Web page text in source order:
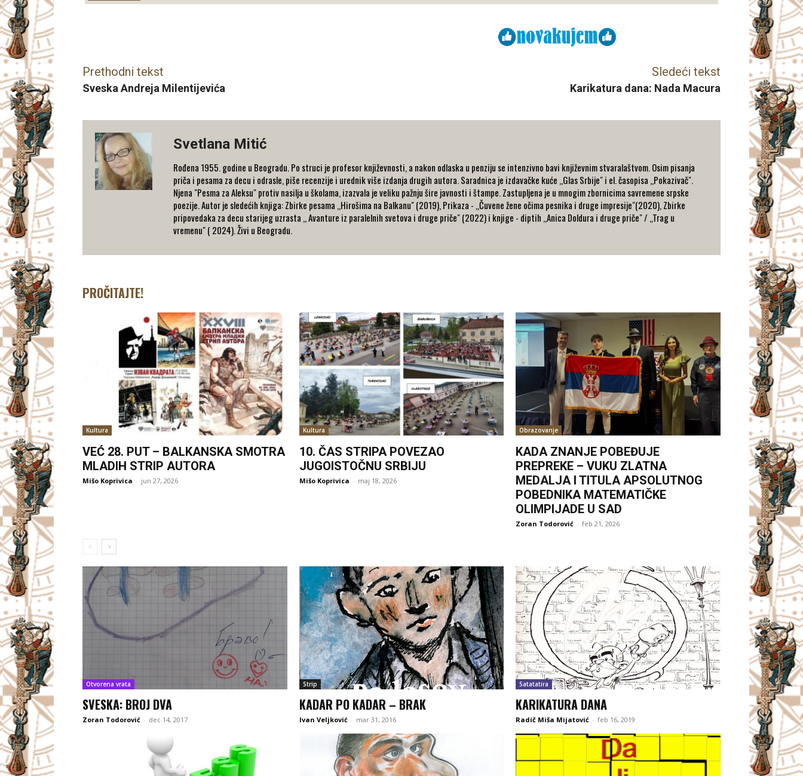
Prethodni tekst
Sveska Andreja Milentijevića
Sledeći tekst
Karikatura dana: Nada Macura
Svetlana Mitić
Rođena 1955. godine u Beogradu. Po struci je profesor književnosti, a nakon odlaska u penziju se intenzivno bavi književnim stvaralaštvom. Osim pisanja
priča i pesama za decu i odrasle, piše recenzije i urednik više izdanja drugih autora. Saradnica je izdavačke kuće ,,Glas Srbije" i el. časopisa ,,Pokazivač".
Njena "Pesma za Aleksu" protiv nasilja u školama, izazvala je veliku pažnju šire javnosti i štampe. Zastupljena je u mnogim zbornicima savremene srpske
poezije. Autor je sledećih knjiga: Zbirke pesama ,,Hirošima na Balkanu" (2019), Prikaza - ,,Čuvene žene očima pesnika i druge impresije"(2020), Zbirke
pripovedaka za decu starijeg uzrasta ,, Avanture iz paralelnih svetova i druge priče" (2022) i knjige - diptih ,,Anica Doldura i druge priče" / ,,Trag u
vremenu" ( 2024). Živi u Beogradu.
PROČITAJTE!
Kultura
VEĆ 28. PUT – BALKANSKA SMOTRA
MLADIH STRIP AUTORA
Mišo Koprivica - jun 27, 2026
Kultura
10. ČAS STRIPA POVEZAO
JUGOISTOČNU SRBIJU
Mišo Koprivica - maj 18, 2026
Obrazovanje
KADA ZNANJE POBEĐUJE
PREPREKE – VUKU ZLATNA
MEDALJA I TITULA APSOLUTNOG
POBEDNIKA MATEMATIČKE
OLIMPIJADE U SAD
Zoran Todorović - feb 21, 2026
Otvorena vrata
SVESKA: BROJ DVA
Zoran Todorović - dec 14, 2017
Strip
KADAR PO KADAR – BRAK
Ivan Veljković - mar 31, 2016
Satatatira
KARIKATURA DANA
Radič Miša Mijatović - feb 16, 2019